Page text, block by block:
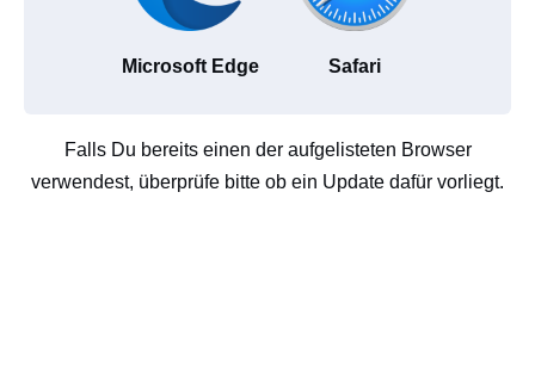
Microsoft Edge Safari
Falls Du bereits einen der aufgelisteten Browser
verwendest, überprüfe bitte ob ein Update dafür vorliegt.